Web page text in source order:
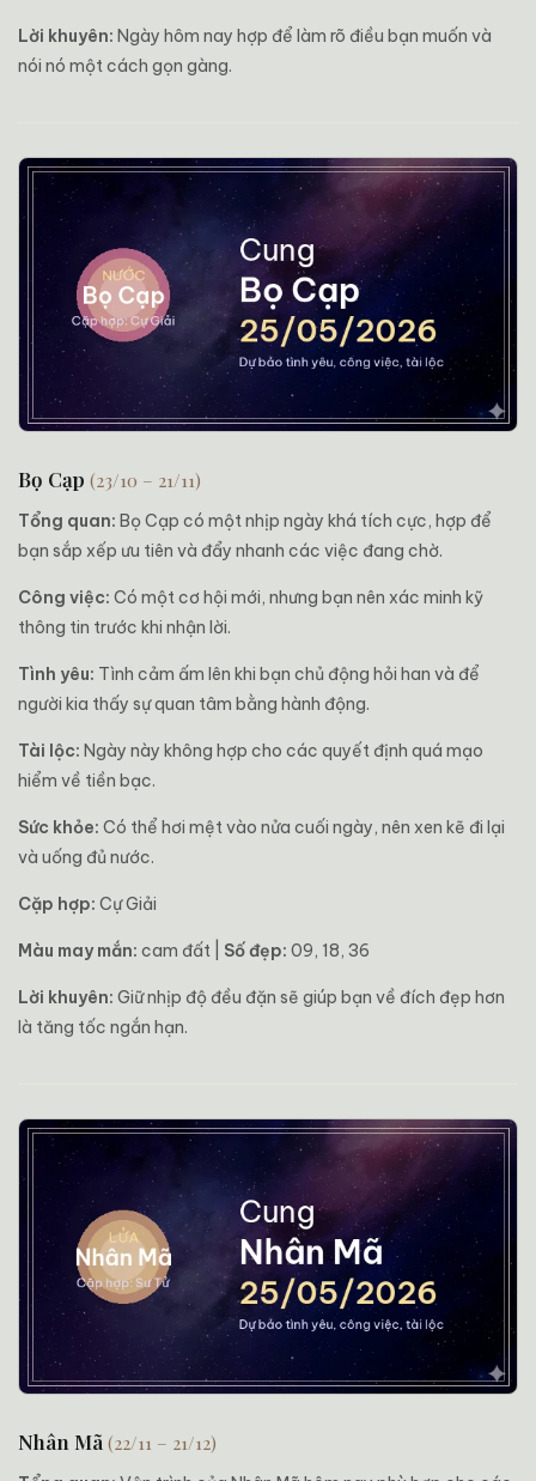
Lời khuyên: Ngày hôm nay hợp để làm rõ điều bạn muốn và
nói nó một cách gọn gàng.
Bọ Cạp (23/10 – 21/11)
Tổng quan: Bọ Cạp có một nhịp ngày khá tích cực, hợp để
bạn sắp xếp ưu tiên và đẩy nhanh các việc đang chờ.
Công việc: Có một cơ hội mới, nhưng bạn nên xác minh kỹ
thông tin trước khi nhận lời.
Tình yêu: Tình cảm ấm lên khi bạn chủ động hỏi han và để
người kia thấy sự quan tâm bằng hành động.
Tài lộc: Ngày này không hợp cho các quyết định quá mạo
hiểm về tiền bạc.
Sức khỏe: Có thể hơi mệt vào nửa cuối ngày, nên xen kẽ đi lại
và uống đủ nước.
Cặp hợp: Cự Giải
Màu may mắn: cam đất | Số đẹp: 09, 18, 36
Lời khuyên: Giữ nhịp độ đều đặn sẽ giúp bạn về đích đẹp hơn
là tăng tốc ngắn hạn.
Nhân Mã (22/11 – 21/12)